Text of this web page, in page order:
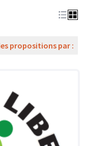
propositions par :